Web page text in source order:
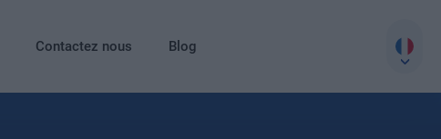
Contactez nous Blog